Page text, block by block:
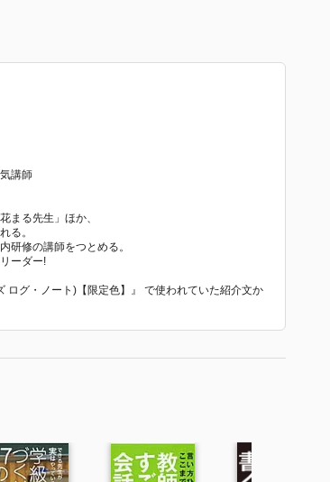
講師
まる先生」ほか、
る。
研修の講師をつとめる。
ーダー!
ログ・ノート)【限定色】』 で使われていた紹介文か